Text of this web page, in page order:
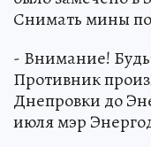
Снимать мины
- Внимание!
Противник
Днепровки до
июля мэр